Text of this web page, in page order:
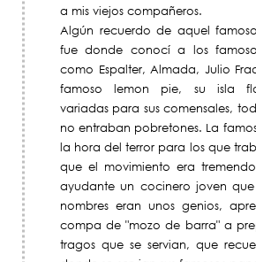
a mis viejos compañeros.
Algún recuerdo de aquel
fue donde conocí a los
como Espalter, Almada, Julio
famoso lemon pie, su isla
variadas para sus comensales,
no entraban pobretones. La
la hora del terror para los que
que el movimiento era
ayudante un cocinero joven
nombres eran unos genios,
compa de "mozo de barra" a
tragos que se servian, que